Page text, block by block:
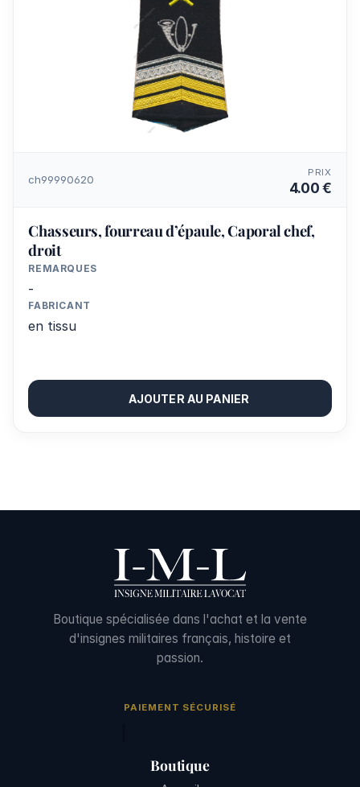
ch99990620
PRIX
4.00 €
Chasseurs, fourreau d’épaule, Caporal chef,
droit
REMARQUES
-
FABRICANT
en tissu
AJOUTER AU PANIER
Boutique spécialisée dans l'achat et la vente
d'insignes militaires français, histoire et
passion.
PAIEMENT SÉCURISÉ
Boutique